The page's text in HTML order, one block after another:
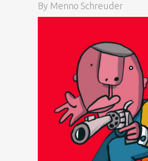
By Menno Schreuder